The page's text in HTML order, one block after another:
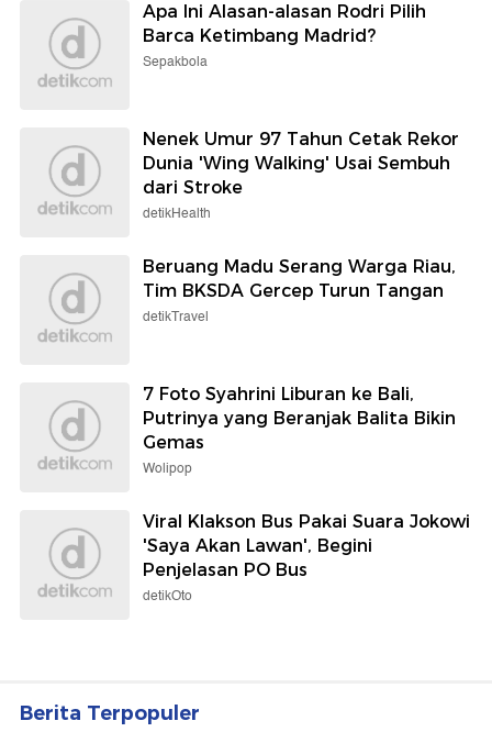
Apa Ini Alasan-alasan Rodri Pilih
Barca Ketimbang Madrid?
Sepakbola
Nenek Umur 97 Tahun Cetak Rekor
Dunia 'Wing Walking' Usai Sembuh
dari Stroke
detikHealth
Beruang Madu Serang Warga Riau,
Tim BKSDA Gercep Turun Tangan
detikTravel
7 Foto Syahrini Liburan ke Bali,
Putrinya yang Beranjak Balita Bikin
Gemas
Wolipop
Viral Klakson Bus Pakai Suara Jokowi
'Saya Akan Lawan', Begini
Penjelasan PO Bus
detikOto
Berita Terpopuler